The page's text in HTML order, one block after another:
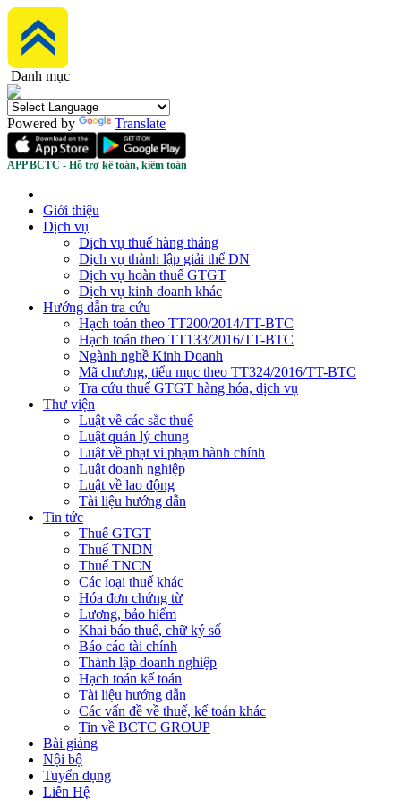
Danh mục
Powered by Translate
APP BCTC - Hỗ trợ kế toán, kiểm toán
Giới thiệu
Dịch vụ
Dịch vụ thuế hàng tháng
Dịch vụ thành lập giải thể DN
Dịch vụ hoàn thuế GTGT
Dịch vụ kinh doanh khác
Hướng dẫn tra cứu
Hạch toán theo TT200/2014/TT-BTC
Hạch toán theo TT133/2016/TT-BTC
Ngành nghề Kinh Doanh
Mã chương, tiểu mục theo TT324/2016/TT-BTC
Tra cứu thuế GTGT hàng hóa, dịch vụ
Thư viện
Luật về các sắc thuế
Luật quản lý chung
Luật về phạt vi phạm hành chính
Luật doanh nghiệp
Luật về lao động
Tài liệu hướng dẫn
Tin tức
Thuế GTGT
Thuế TNDN
Thuế TNCN
Các loại thuế khác
Hóa đơn chứng từ
Lương, bảo hiểm
Khai báo thuế, chữ ký số
Báo cáo tài chính
Thành lập doanh nghiệp
Hạch toán kế toán
Tài liệu hướng dẫn
Các vấn đề về thuế, kế toán khác
Tin về BCTC GROUP
Bài giảng
Nội bộ
Tuyển dụng
Liên Hệ